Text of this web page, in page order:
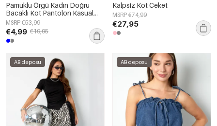
Pamuklu Örgü Kadın Doğru
Bacaklı Kot Pantolon Kasual
Bağlama Detay
MSRP €53,99
€4,99 €19,95
Kalpsiz Kot Ceket
MSRP €74,99
€27,95
AB deposu AB deposu